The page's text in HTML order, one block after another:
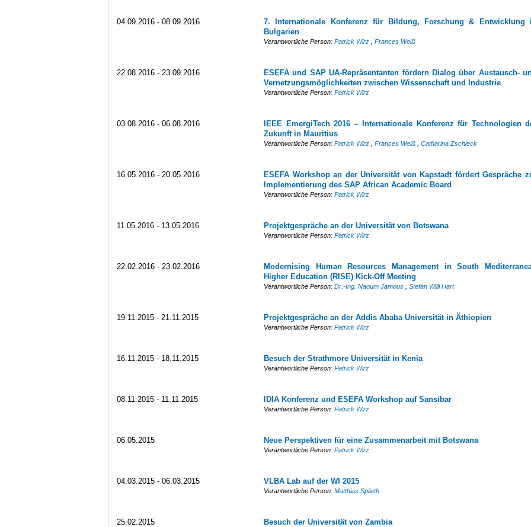
04.09.2016 - 08.09.2016
7. Internationale Konferenz für Bildung, Forschung & Entwicklung
Bulgarien
Verantwortliche Person:Patrick Wirz ,Frances Weiß
22.08.2016 - 23.09.2016
ESEFA und SAP UA-Repräsentanten fördern Dialog über Austausch-
Vernetzungsmöglichkeiten zwischen Wissenschaft und Industrie
Verantwortliche Person:Patrick Wirz
03.08.2016 - 06.08.2016
IEEE EmergiTech 2016 – Internationale Konferenz für Technologien
Zukunft in Mauritius
Verantwortliche Person:Patrick Wirz ,Frances Weiß ,Catharina Zschieck
16.05.2016 - 20.05.2016
ESEFA Workshop an der Universität von Kapstadt fördert Gespräche
Implementierung des SAP African Academic Board
Verantwortliche Person:Patrick Wirz
11.05.2016 - 13.05.2016 Projektgespräche an der Universität von Botswana
Verantwortliche Person:Patrick Wirz
22.02.2016 - 23.02.2016
Modernising Human Resources Management in South
Higher Education (RISE) Kick-Off Meeting
Verantwortliche Person:Dr.-Ing. Naoum Jamous ,Stefan Willi Hart
19.11.2015 - 21.11.2015 Projektgespräche an der Addis Ababa Universität in Äthiopien
Verantwortliche Person:Patrick Wirz
16.11.2015 - 18.11.2015 Besuch der Strathmore Universität in Kenia
Verantwortliche Person:Patrick Wirz
08.11.2015 - 11.11.2015 IDIA Konferenz und ESEFA Workshop auf Sansibar
Verantwortliche Person:Patrick Wirz
06.05.2015 Neue Perspektiven für eine Zusammenarbeit mit Botswana
Verantwortliche Person:Patrick Wirz
04.03.2015 - 06.03.2015 VLBA Lab auf der WI 2015
Verantwortliche Person:Matthias Splieth
25.02.2015 Besuch der Universität von Zambia